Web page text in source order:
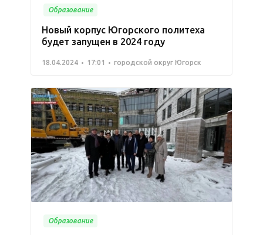
Образование
Новый корпус Югорского политеха
будет запущен в 2024 году
18.04.2024 17:01 городской округ Югорск
Образование